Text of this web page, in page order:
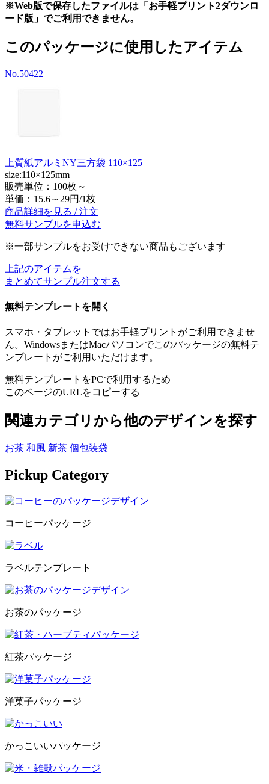
※Web版で保存したファイルは「お手軽プリント2ダウンロ
ード版」でご利用できません。
このパッケージに使用したアイテム
No.50422
上質紙アルミNY三方袋 110×125
size:110×125mm
販売単位：100枚～
単価： 15.6～29円/1枚
商品詳細を見る / 注文
無料サンプルを申込む
※一部サンプルをお受けできない商品もございます
上記のアイテムを
まとめてサンプル注文する
無料テンプレートを開く
スマホ・タブレットではお手軽プリントがご利用できませ
ん。WindowsまたはMacパソコンでこのパッケージの無料テ
ンプレートがご利用いただけます。
無料テンプレートをPCで利用するため
このページのURLをコピーする
関連カテゴリから他のデザインを探す
お茶 和風 新茶 個包装袋
Pickup Category
コーヒーパッケージ
ラベルテンプレート
お茶のパッケージ
紅茶パッケージ
洋菓子パッケージ
かっこいいパッケージ